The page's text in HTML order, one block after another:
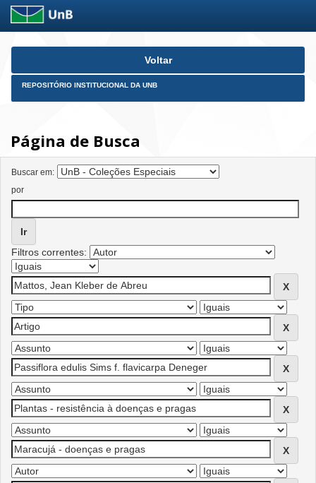
Skip
Voltar
REPOSITÓRIO INSTITUCIONAL DA UNB
Página de Busca
Buscar em:
por
Filtros correntes: